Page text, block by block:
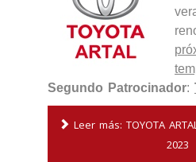
Segundo Patrocinador:
Leer más: TOYOTA
2023